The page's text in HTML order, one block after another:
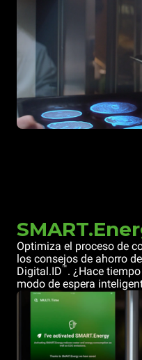
Optimiza el proceso de
los consejos de ahorro
Digital.ID™. ¿Hace
modo de espera